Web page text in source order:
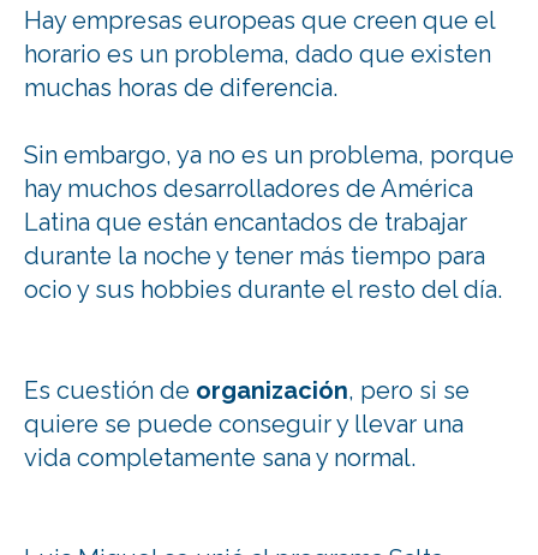
Hay empresas europeas que creen que el
horario es un problema, dado que existen
muchas horas de diferencia.
Sin embargo, ya no es un problema, porque
hay muchos desarrolladores de América
Latina que están encantados de trabajar
durante la noche y tener más tiempo para
ocio y sus hobbies durante el resto del día.
Es cuestión de organización, pero si se
quiere se puede conseguir y llevar una
vida completamente sana y normal.